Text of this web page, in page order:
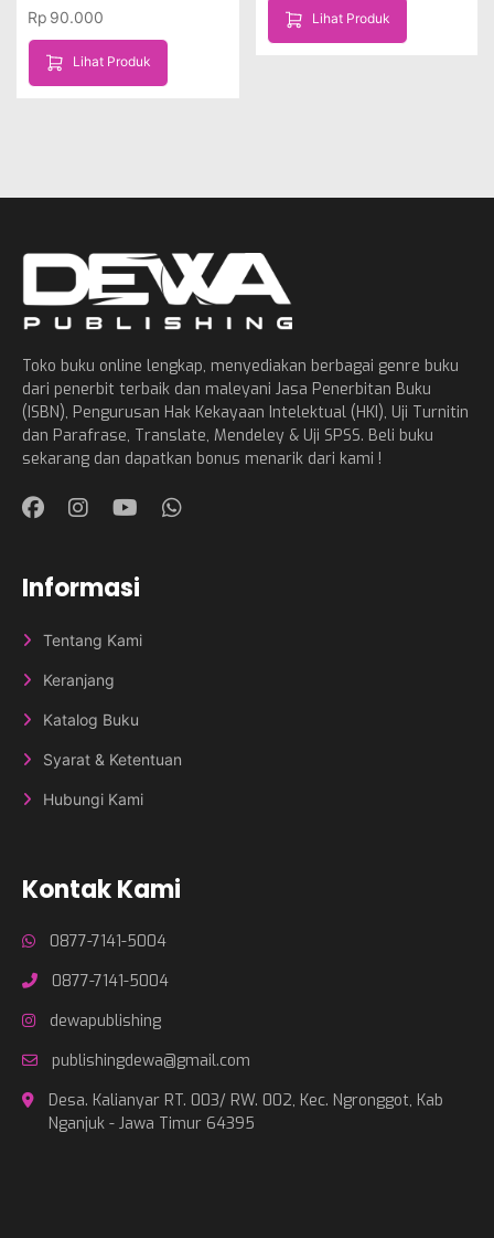
Rp 90.000
Lihat Produk
Lihat Produk
Toko buku online lengkap, menyediakan berbagai genre buku
dari penerbit terbaik dan maleyani Jasa Penerbitan Buku
(ISBN), Pengurusan Hak Kekayaan Intelektual (HKI), Uji Turnitin
dan Parafrase, Translate, Mendeley & Uji SPSS. Beli buku
sekarang dan dapatkan bonus menarik dari kami !
Informasi
Tentang Kami
Keranjang
Katalog Buku
Syarat & Ketentuan
Hubungi Kami
Kontak Kami
0877-7141-5004
0877-7141-5004
dewapublishing
publishingdewa@gmail.com
Desa. Kalianyar RT. 003/ RW. 002, Kec. Ngronggot, Kab
Nganjuk - Jawa Timur 64395